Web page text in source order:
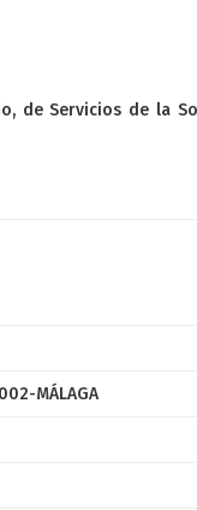
de Servicios de la
MÁLAGA